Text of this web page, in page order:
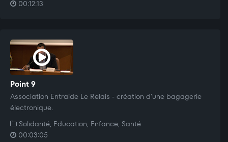
00:12:13
Point 9
Association Entraide Le Relais - création d'une bagagerie
électronique.
Solidarité, Education, Enfance, Santé
00:03:05